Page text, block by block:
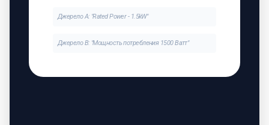
Джерело A: "Rated Power - 1.5kW"
Джерело B: "Мощность потребления 1500 Ватт"